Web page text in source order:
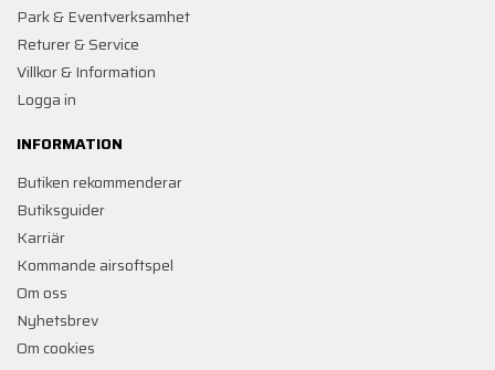
Park & Eventverksamhet
Returer & Service
Villkor & Information
Logga in
INFORMATION
Butiken rekommenderar
Butiksguider
Karriär
Kommande airsoftspel
Om oss
Nyhetsbrev
Om cookies